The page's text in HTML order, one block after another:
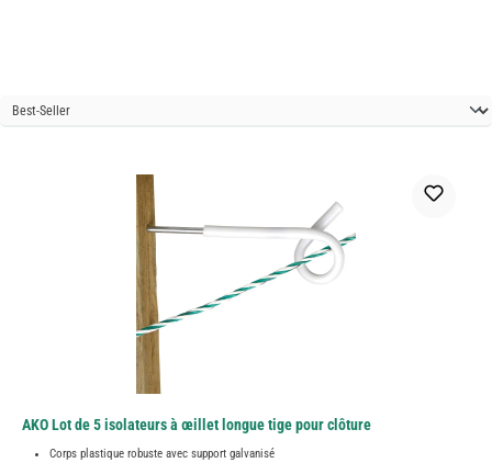
AKO Lot de 5 isolateurs à œillet longue tige pour clôture
Corps plastique robuste avec support galvanisé